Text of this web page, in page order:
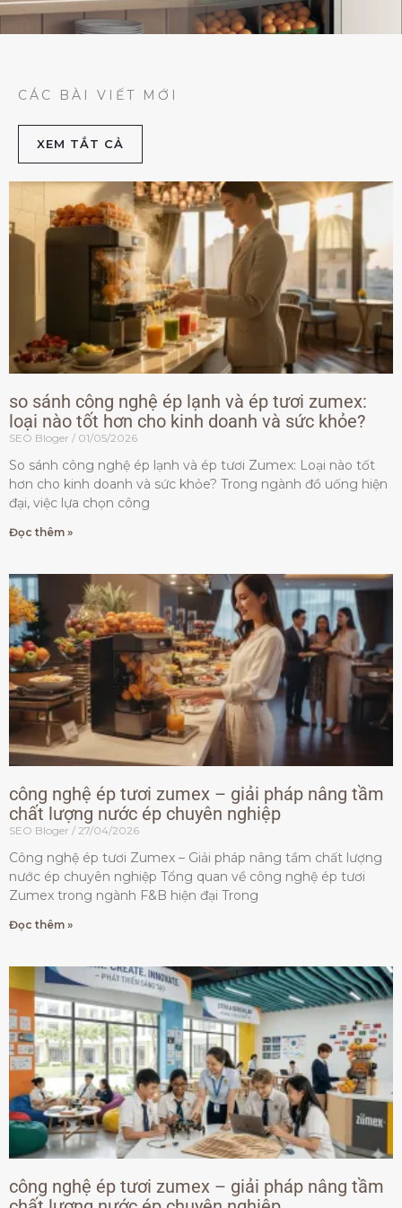
CÁC BÀI VIẾT MỚI
XEM TẮT CẢ
so sánh công nghệ ép lạnh và ép tươi zumex:
loại nào tốt hơn cho kinh doanh và sức khỏe?
SEO Bloger 01/05/2026
So sánh công nghệ ép lạnh và ép tươi Zumex: Loại nào tốt
hơn cho kinh doanh và sức khỏe? Trong ngành đồ uống hiện
đại, việc lựa chọn công
Đọc thêm »
công nghệ ép tươi zumex – giải pháp nâng tầm
chất lượng nước ép chuyên nghiệp
SEO Bloger 27/04/2026
Công nghệ ép tươi Zumex – Giải pháp nâng tầm chất lượng
nước ép chuyên nghiệp Tổng quan về công nghệ ép tươi
Zumex trong ngành F&B hiện đại Trong
Đọc thêm »
công nghệ ép tươi zumex – giải pháp nâng tầm